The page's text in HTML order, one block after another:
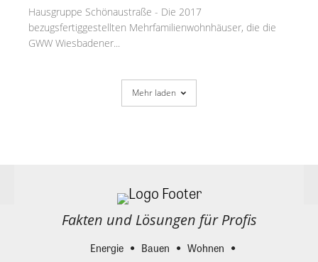
Hausgruppe Schönaustraße - Die 2017
bezugsfertiggestellten Mehrfamilienwohnhäuser, die die
GWW Wiesbadener...
Mehr laden
Fakten und Lösungen für Profis
Energie Bauen
Wohnen